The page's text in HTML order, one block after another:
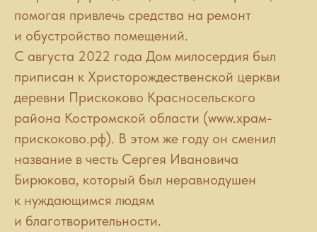
помогая привлечь средства на ремонт
и обустройство помещений.
С августа 2022 года Дом милосердия был
приписан к Христорождественской церкви
деревни Прискоково Красносельского
района Костромской области (www.храм-
прискоково.рф). В этом же году он сменил
название в честь Сергея Ивановича
Бирюкова, который был неравнодушен
к нуждающимся людям
и благотворительности.